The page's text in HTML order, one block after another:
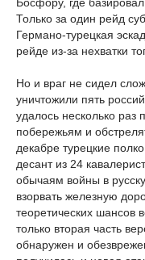
Только за один рейд
Германо-турецкая
рейде из-за нехватки
Но и враг не сидел
уничтожили пять
удалось несколько раз
побережьям и
декабре турецкие
десант из 24
обычаям войны в
взорвать железную
теоретических шансов
только вторая часть
обнаружен и